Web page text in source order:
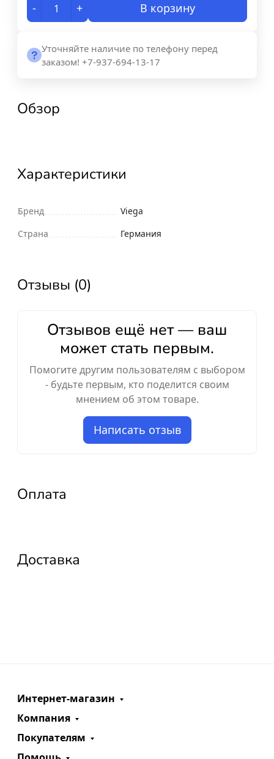
- + В корзину
Уточняйте наличие по телефону перед
заказом! +7-937-694-13-17
Обзор
Характеристики
Бренд
Viega
Страна
Германия
Отзывы (0)
Отзывов ещё нет — ваш
может стать первым.
Помогите другим пользователям с выбором
- будьте первым, кто поделится своим
мнением об этом товаре.
Написать отзыв
Оплата
Доставка
Интернет-магазин
Компания
Покупателям